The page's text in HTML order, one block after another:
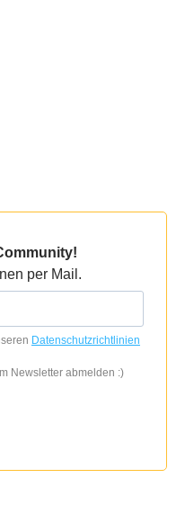
per Mail.
Datenschutzrichtlinien
Newsletter abmelden :)